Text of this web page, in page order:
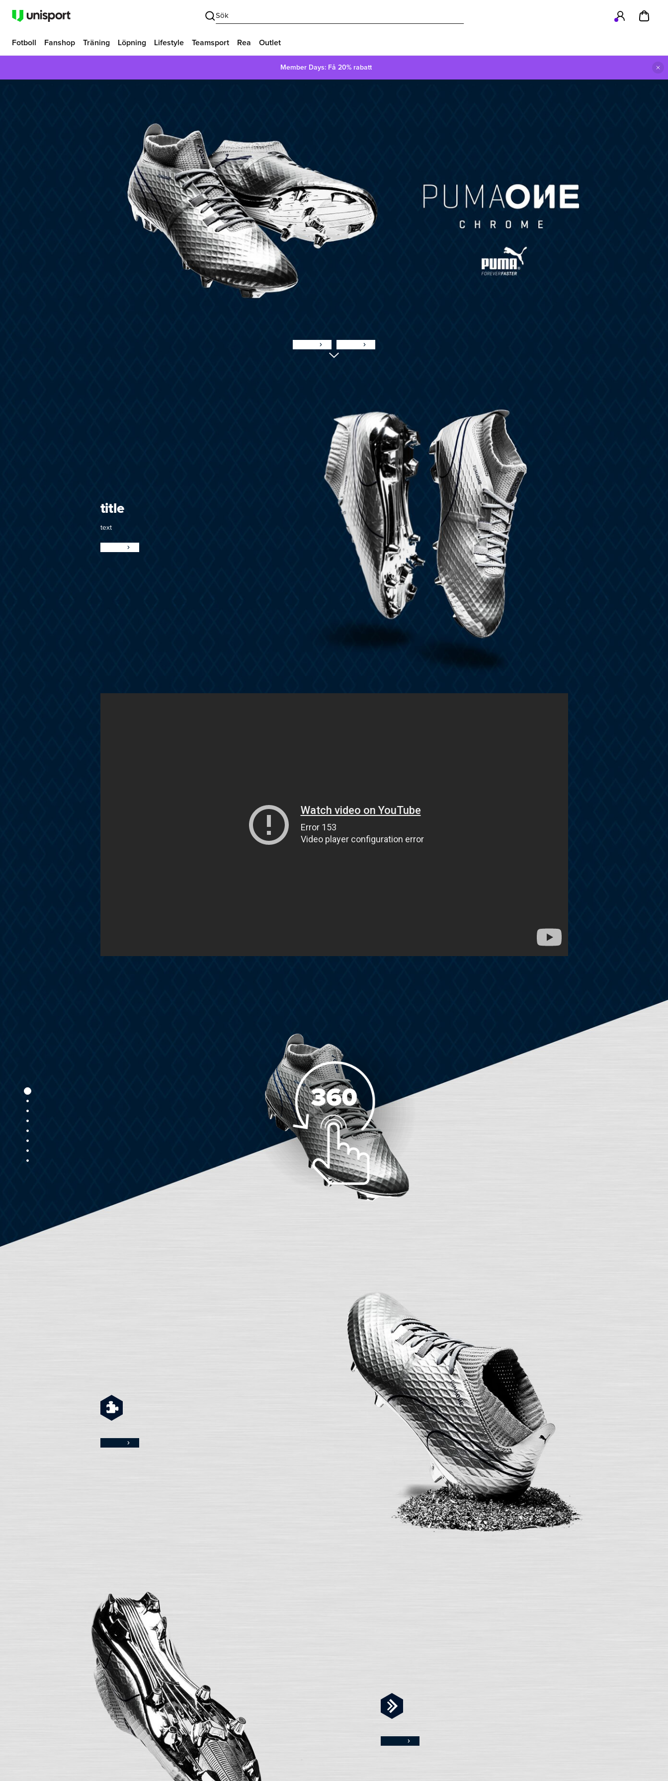
Sök
Fotboll Fanshop Träning Löpning Lifestyle Teamsport Rea Outlet
Member Days: Få 20% rabatt
title
text